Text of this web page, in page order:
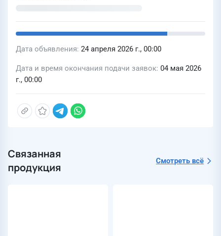
Дата объявления 24 апреля 2026 г., 00:00
Дата и время окончания подачи заявок 04 мая 2026
г., 00:00
Связанная
продукция
Смотреть всё